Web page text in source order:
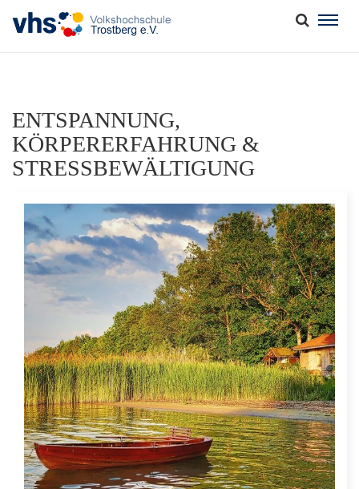
ENTSPANNUNG,
KÖRPERERFAHRUNG &
STRESSBEWÄLTIGUNG